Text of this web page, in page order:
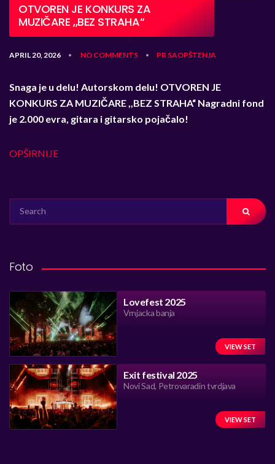
OTVOREN JE KONKURS ZA
MUZIČARE ,,BEZ STRAHA“
APRIL 20, 2026 • NO COMMENTS • PR SAOPŠTENJA
Snaga je u delu! Autorskom delu! OTVOREN JE
KONKURS ZA MUZIČARE ,,BEZ STRAHA“ Nagradni fond
je 2.000 evra, gitara i gitarsko pojačalo!
OPŠIRNIJE
FOR:
Foto
Lovefest 2025
Vrnjacka banja
VIEW SET
Exit festival 2025
Novi Sad, Petrovaradin tvrdjava
VIEW SET